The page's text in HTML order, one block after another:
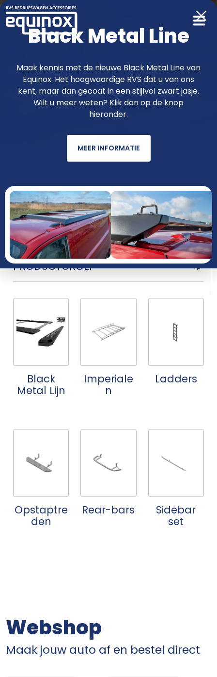
Producten
functioneler & fraaier met RVS van
Equinox
MODEL
JAAR
PRODUCTGROEP
Black
Metal Lijn
Imperiale
n
Ladders
Opstaptre
den
Rear-bars
Sidebar
set
Webshop
Maak jouw auto af en bestel direct
Black Metal Line
Maak kennis met de nieuwe Black Metal Line van
Equinox. Het hoogwaardige RVS dat u van ons
kent, maar dan gecoat in een stijlvol zwart jasje.
Wilt u meer weten? Klik dan op de knop
hieronder.
MEER INFORMATIE